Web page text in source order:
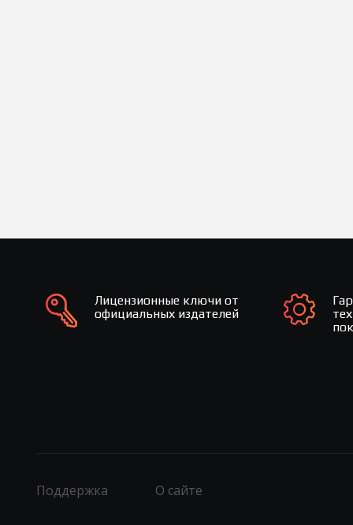
Лицензионные ключи от
официальных издателей
Поддержка О сайте